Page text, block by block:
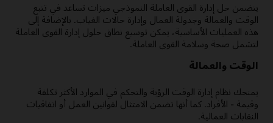
يتضمن حل إدارة القوى العاملة النموذجي ميزات تساعد في تتبع
الوقت والعمالة وجدولة العمال وإدارة حالات الغياب. بالإضافة إلى
هذه العمليات الأساسية، يمكن توسيع نطاق حلول إدارة القوى العاملة
لتشمل صحة وسلامة القوى العاملة.
الوقت والعمالة
يمنحك نظام إدارة الوقت الرؤية والتحكم في الموارد الأكثر تكلفة
وقيمة - الأفراد. كما أنها تضمن الامتثال لقوانين العمل أو اتفاقيات
النقابات العمالية.